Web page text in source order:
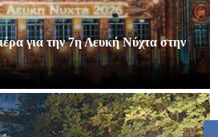
για την 7η Λευκή Νύχτα στην